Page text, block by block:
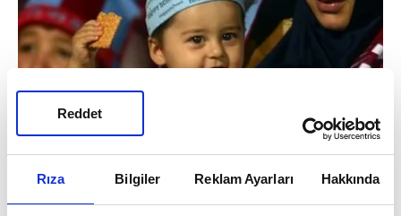
Rıza Bilgiler Reklam Ayarları Hakkında
Reddet